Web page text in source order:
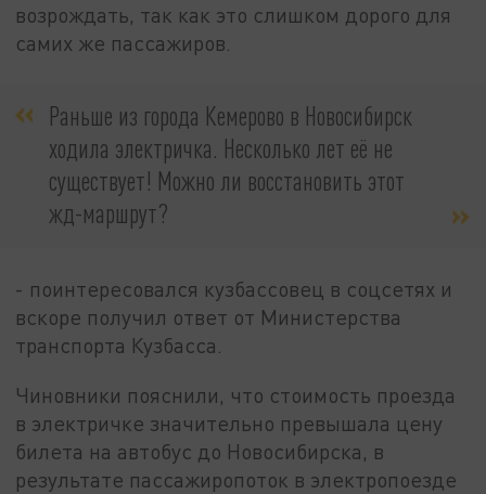
возрождать, так как это слишком дорого для
самих же пассажиров.
Раньше из города Кемерово в Новосибирск
ходила электричка. Несколько лет её не
существует! Можно ли восстановить этот
жд-маршрут?
- поинтересовался кузбассовец в соцсетях и
вскоре получил ответ от Министерства
транспорта Кузбасса.
Чиновники пояснили, что стоимость проезда
в электричке значительно превышала цену
билета на автобус до Новосибирска, в
результате пассажиропоток в электропоезде